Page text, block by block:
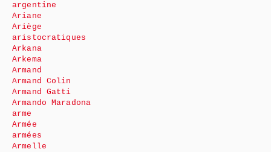
argentine
Ariane
Ariège
aristocratiques
Arkana
Arkema
Armand
Armand Colin
Armand Gatti
Armando Maradona
arme
Armée
armées
Armelle